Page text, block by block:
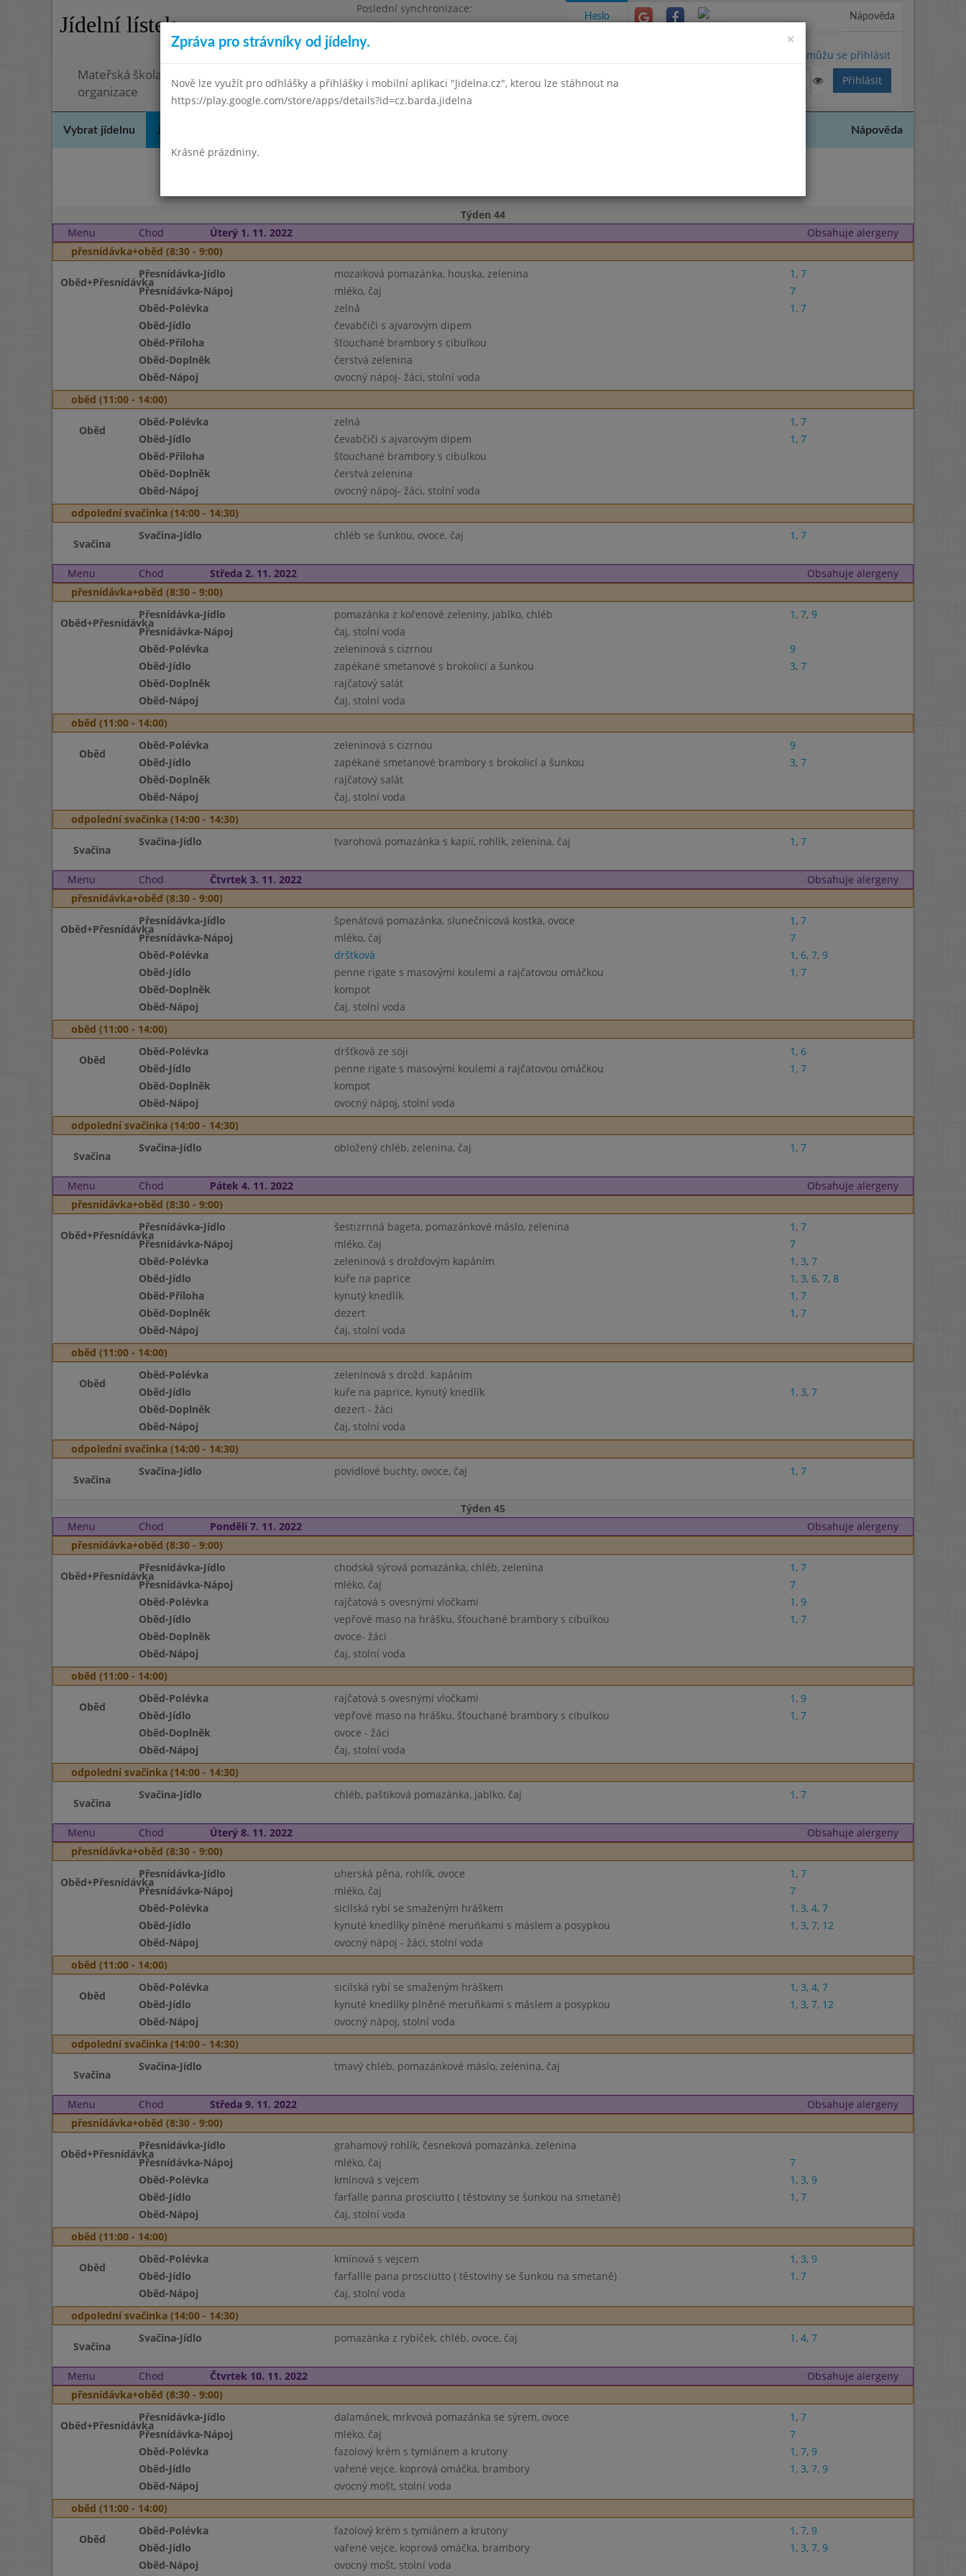
Jídelní lístek
Poslední synchronizace:
Pondělí 3.8.2026 12:03
Omezení objednávek
Mateřská škola a Základní škola, Ostopovice, okres Brno - venkov, příspěvková
organizace
Heslo Nápověda
Nemůžu se přihlásit
Vybrat jídelnu Jídelní lístek Nápověda
Týden 44
Menu
Chod Úterý 1. 11. 2022
Obsahuje alergeny
přesnídávka+oběd (8:30 - 9:00)
Oběd+Přesnídávka
Přesnídávka-Jídlo mozaiková pomazánka, houska, zelenina 1 , 7
Přesnídávka-Nápoj
mléko, čaj
7
Oběd-Polévka
zelná 1 , 7
Oběd-Jídlo
čevabčiči s ajvarovým dipem
Oběd-Příloha
šťouchané brambory s cibulkou
Oběd-Doplněk
čerstvá zelenina
Oběd-Nápoj
ovocný nápoj- žáci, stolní voda
oběd (11:00 - 14:00)
Oběd
Oběd-Polévka zelná 1 , 7
Oběd-Jídlo
čevabčiči s ajvarovým dipem 1 , 7
Oběd-Příloha
šťouchané brambory s cibulkou
Oběd-Doplněk
čerstvá zelenina
Oběd-Nápoj
ovocný nápoj- žáci, stolní voda
odpolední svačinka (14:00 - 14:30)
Svačina
Svačina-Jídlo chléb se šunkou, ovoce, čaj 1 , 7
Menu Chod Středa 2. 11. 2022
Obsahuje alergeny
přesnídávka+oběd (8:30 - 9:00)
Oběd+Přesnídávka
Přesnídávka-Jídlo pomazánka z kořenové zeleniny, jablko, chléb 1 , 7, 9
Přesnídávka-Nápoj
čaj, stolní voda
Oběd-Polévka
zeleninová s cizrnou
9
Oběd-Jídlo
zapékané smetanové s brokolicí a šunkou 3, 7
Oběd-Doplněk
rajčatový salát
Oběd-Nápoj
čaj, stolní voda
oběd (11:00 - 14:00)
Oběd
Oběd-Polévka zeleninová s cizrnou
9
Oběd-Jídlo
zapékané smetanové brambory s brokolicí a šunkou 3, 7
Oběd-Doplněk
rajčatový salát
Oběd-Nápoj
čaj, stolní voda
odpolední svačinka (14:00 - 14:30)
Svačina
Svačina-Jídlo tvarohová pomazánka s kapií, rohlík, zelenina, čaj 1 , 7
Menu Chod Čtvrtek 3. 11. 2022
Obsahuje alergeny
přesnídávka+oběd (8:30 - 9:00)
Oběd+Přesnídávka
Přesnídávka-Jídlo špenátová pomazánka, slunečnicová kostka, ovoce 1 , 7
Přesnídávka-Nápoj
mléko, čaj
7
Oběd-Polévka
drštková 1 , 6, 7, 9
Oběd-Jídlo
penne rigate s masovými koulemi a rajčatovou omáčkou 1 , 7
Oběd-Doplněk
kompot
Oběd-Nápoj
čaj, stolní voda
oběd (11:00 - 14:00)
Oběd
Oběd-Polévka dršťková ze sóji 1 , 6
Oběd-Jídlo
penne rigate s masovými koulemi a rajčatovou omáčkou 1 , 7
Oběd-Doplněk
kompot
Oběd-Nápoj
ovocný nápoj, stolní voda
odpolední svačinka (14:00 - 14:30)
Svačina
Svačina-Jídlo obložený chléb, zelenina, čaj 1 , 7
Menu Chod Pátek 4. 11. 2022
Obsahuje alergeny
přesnídávka+oběd (8:30 - 9:00)
Oběd+Přesnídávka
Přesnídávka-Jídlo šestizrnná bageta, pomazánkové máslo, zelenina 1 , 7
Přesnídávka-Nápoj
mléko, čaj
7
Oběd-Polévka
zeleninová s drožďovým kapáním 1 , 3, 7
Oběd-Jídlo
kuře na paprice 1 , 3, 6, 7, 8
Oběd-Příloha
kynutý knedlík 1 , 7
Oběd-Doplněk
dezert 1 , 7
Oběd-Nápoj
čaj, stolní voda
oběd (11:00 - 14:00)
Oběd
Oběd-Polévka
zeleninová s drožd. kapáním
Oběd-Jídlo
kuře na paprice, kynutý knedlík 1 , 3, 7
Oběd-Doplněk
dezert - žáci
Oběd-Nápoj
čaj, stolní voda
odpolední svačinka (14:00 - 14:30)
Svačina
Svačina-Jídlo povidlové buchty, ovoce, čaj 1 , 7
Týden 45
Menu
Chod Pondělí 7. 11. 2022
Obsahuje alergeny
přesnídávka+oběd (8:30 - 9:00)
Oběd+Přesnídávka
Přesnídávka-Jídlo chodská sýrová pomazánka, chléb, zelenina 1 , 7
Přesnídávka-Nápoj
mléko, čaj
7
Oběd-Polévka
rajčatová s ovesnými vločkami 1 , 9
Oběd-Jídlo
vepřové maso na hrášku, šťouchané brambory s cibulkou 1 , 7
Oběd-Doplněk
ovoce- žáci
Oběd-Nápoj
čaj, stolní voda
oběd (11:00 - 14:00)
Oběd
Oběd-Polévka rajčatová s ovesnými vločkami 1 , 9
Oběd-Jídlo
vepřové maso na hrášku, šťouchané brambory s cibulkou 1 , 7
Oběd-Doplněk
ovoce - žáci
Oběd-Nápoj
čaj, stolní voda
odpolední svačinka (14:00 - 14:30)
Svačina
Svačina-Jídlo chléb, paštiková pomazánka, jablko, čaj 1 , 7
Menu Chod Úterý 8. 11. 2022
Obsahuje alergeny
přesnídávka+oběd (8:30 - 9:00)
Oběd+Přesnídávka
Přesnídávka-Jídlo uherská pěna, rohlík, ovoce 1 , 7
Přesnídávka-Nápoj
mléko, čaj
7
Oběd-Polévka
sicilská rybí se smaženým hráškem 1 , 3, 4, 7
Oběd-Jídlo
kynuté knedlíky plněné meruňkami s máslem a posypkou 1 , 3, 7, 12
Oběd-Nápoj
ovocný nápoj - žáci, stolní voda
oběd (11:00 - 14:00)
Oběd
Oběd-Polévka sicilská rybí se smaženým hráškem 1 , 3, 4, 7
Oběd-Jídlo
kynuté knedlíky plněné meruňkami s máslem a posypkou 1 , 3, 7, 12
Oběd-Nápoj
ovocný nápoj, stolní voda
odpolední svačinka (14:00 - 14:30)
Svačina
Svačina-Jídlo tmavý chléb, pomazánkové máslo, zelenina, čaj
Menu Chod Středa 9. 11. 2022
Obsahuje alergeny
přesnídávka+oběd (8:30 - 9:00)
Oběd+Přesnídávka
Přesnídávka-Jídlo
grahamový rohlík, česneková pomazánka, zelenina
Přesnídávka-Nápoj
mléko, čaj
7
Oběd-Polévka
kmínová s vejcem 1 , 3, 9
Oběd-Jídlo
farfalle panna prosciutto ( těstoviny se šunkou na smetaně) 1 , 7
Oběd-Nápoj
čaj, stolní voda
oběd (11:00 - 14:00)
Oběd
Oběd-Polévka kmínová s vejcem 1 , 3, 9
Oběd-Jídlo
farfallle pana prosciutto ( těstoviny se šunkou na smetaně) 1 , 7
Oběd-Nápoj
čaj, stolní voda
odpolední svačinka (14:00 - 14:30)
Svačina
Svačina-Jídlo pomazánka z rybiček, chléb, ovoce, čaj 1 , 4, 7
Menu Chod Čtvrtek 10. 11. 2022
Obsahuje alergeny
přesnídávka+oběd (8:30 - 9:00)
Oběd+Přesnídávka
Přesnídávka-Jídlo dalamánek, mrkvová pomazánka se sýrem, ovoce 1 , 7
Přesnídávka-Nápoj
mléko, čaj
7
Oběd-Polévka
fazolový krém s tymiánem a krutony 1 , 7, 9
Oběd-Jídlo
vařené vejce, koprová omáčka, brambory 1 , 3, 7, 9
Oběd-Nápoj
ovocný mošt, stolní voda
oběd (11:00 - 14:00)
Oběd
Oběd-Polévka fazolový krém s tymiánem a krutony 1 , 7, 9
Oběd-Jídlo
vařené vejce, koprová omáčka, brambory 1 , 3, 7, 9
Oběd-Nápoj
ovocný mošt, stolní voda
×
Zpráva pro strávníky od jídelny.
Nově lze využít pro odhlášky a přihlášky i mobilní aplikaci "Jidelna.cz", kterou lze stáhnout na
https://play.google.com/store/apps/details?id=cz.barda.jidelna
Krásné prázdniny.